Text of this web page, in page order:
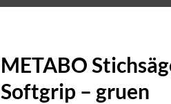
METABO
Softgrip – gruen